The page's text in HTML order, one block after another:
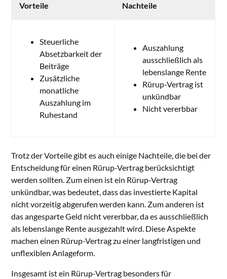
Vorteile Nachteile
Steuerliche
Absetzbarkeit der
Beiträge
Zusätzliche
monatliche
Auszahlung im
Ruhestand
Auszahlung
ausschließlich als
lebenslange Rente
Rürup-Vertrag ist
unkündbar
Nicht vererbbar
Trotz der Vorteile gibt es auch einige Nachteile, die bei der
Entscheidung für einen Rürup-Vertrag berücksichtigt
werden sollten. Zum einen ist ein Rürup-Vertrag
unkündbar, was bedeutet, dass das investierte Kapital
nicht vorzeitig abgerufen werden kann. Zum anderen ist
das angesparte Geld nicht vererbbar, da es ausschließlich
als lebenslange Rente ausgezahlt wird. Diese Aspekte
machen einen Rürup-Vertrag zu einer langfristigen und
unflexiblen Anlageform.
Insgesamt ist ein Rürup-Vertrag besonders für